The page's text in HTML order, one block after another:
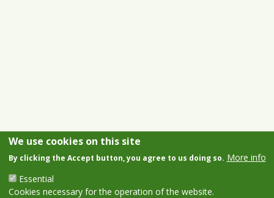
We use cookies on this site
By clicking the Accept button, you agree to us doing so. More info
Essential
Cookies necessary for the operation of the website.